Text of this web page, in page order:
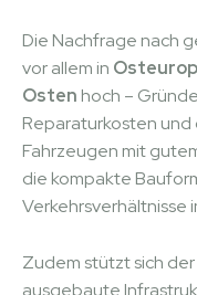
Die Nachfrage nach
vor allem in
Osten hoch –
Reparaturkosten und
Fahrzeugen mit
die kompakte
Verkehrsverhältnisse
Zudem stützt sich
ausgebaute